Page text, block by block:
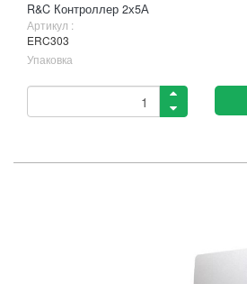
R&C Контроллер 2х5А
Артикул :
ERC303
Упаковка